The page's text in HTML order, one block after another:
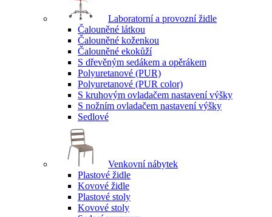
Laboratorní a provozní židle
Čalouněné látkou
Čalouněné koženkou
Čalouněné ekokůží
S dřevěným sedákem a opěrákem
Polyuretanové (PUR)
Polyuretanové (PUR color)
S kruhovým ovladačem nastavení výšky
S nožním ovladačem nastavení výšky
Sedlové
Venkovní nábytek
Plastové židle
Kovové židle
Plastové stoly
Kovové stoly